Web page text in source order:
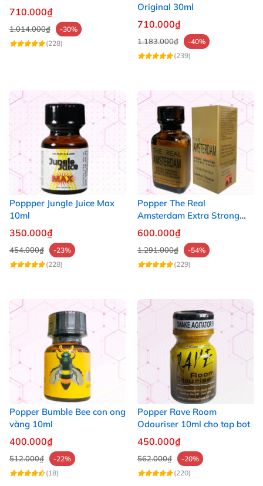
710.000₫
1.014.000₫
-30%
(228)
Original 30ml
710.000₫
1.183.000₫
-40%
(239)
Poppper Jungle Juice Max
10ml
350.000₫
454.000₫
-23%
(228)
Popper The Real
Amsterdam Extra Strong
30ml
600.000₫
1.291.000₫
-54%
(229)
Popper Bumble Bee con ong
vàng 10ml
400.000₫
512.000₫
-22%
(18)
Popper Rave Room
Odouriser 10ml cho top bot
450.000₫
562.000₫
-20%
(220)